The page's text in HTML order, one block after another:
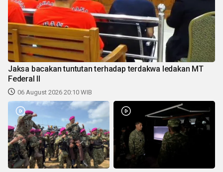
Jaksa bacakan tuntutan terhadap terdakwa ledakan MT
Federal II
06 August 2026 20:10 WIB